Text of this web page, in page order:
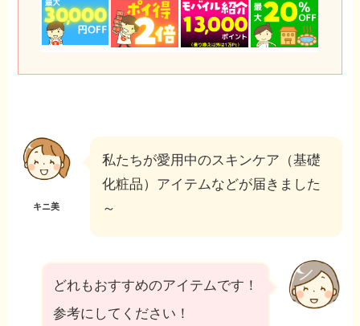
キニ美
私たちが愛用中のスキンケア（基礎
化粧品）アイテムなどが届きました
～
どれもおすすめのアイテムです！
参考にしてください！